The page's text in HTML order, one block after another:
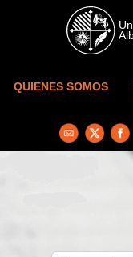
Skip to main content
QUIENES SOMOS